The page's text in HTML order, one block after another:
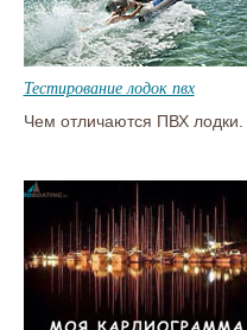
Тестирование лодок пвх
Чем отличаются ПВХ лодки.